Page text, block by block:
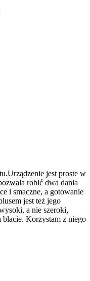
jest proste w
robić dwa dania
i smaczne, a gotowanie
jest też jego
a nie szeroki,
blacie. Korzystam z niego